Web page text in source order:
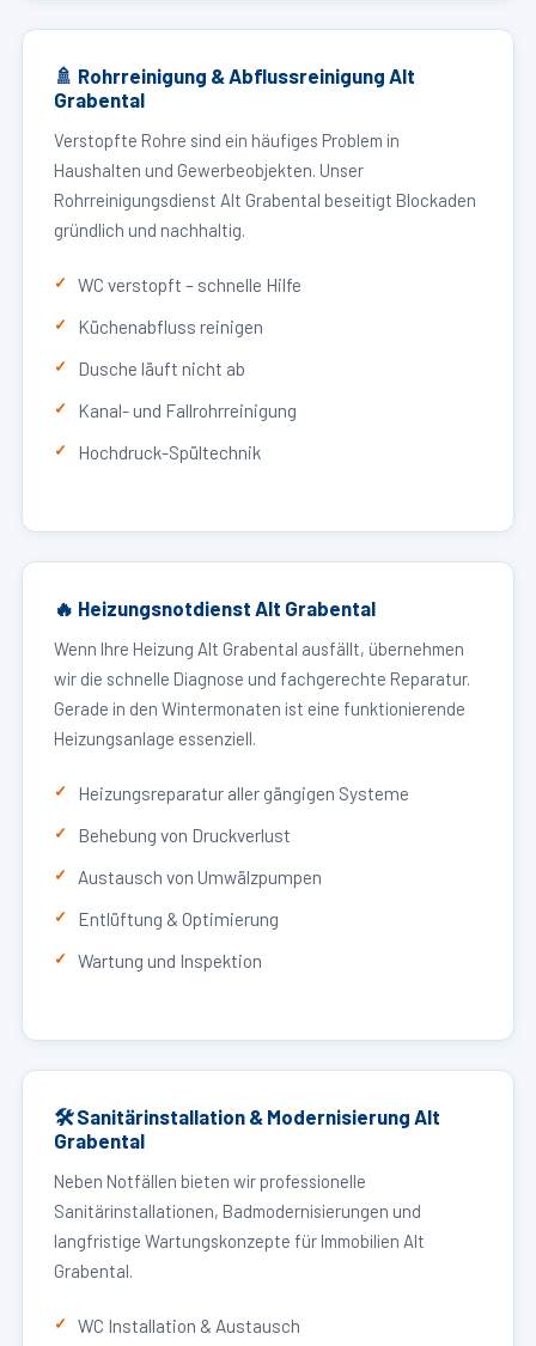
🚿 Rohrreinigung & Abflussreinigung Alt
Grabental
Verstopfte Rohre sind ein häufiges Problem in
Haushalten und Gewerbeobjekten. Unser
Rohrreinigungsdienst Alt Grabental beseitigt Blockaden
gründlich und nachhaltig.
WC verstopft – schnelle Hilfe
Küchenabfluss reinigen
Dusche läuft nicht ab
Kanal- und Fallrohrreinigung
Hochdruck-Spültechnik
🔥 Heizungsnotdienst Alt Grabental
Wenn Ihre Heizung Alt Grabental ausfällt, übernehmen
wir die schnelle Diagnose und fachgerechte Reparatur.
Gerade in den Wintermonaten ist eine funktionierende
Heizungsanlage essenziell.
Heizungsreparatur aller gängigen Systeme
Behebung von Druckverlust
Austausch von Umwälzpumpen
Entlüftung & Optimierung
Wartung und Inspektion
🛠 Sanitärinstallation & Modernisierung Alt
Grabental
Neben Notfällen bieten wir professionelle
Sanitärinstallationen, Badmodernisierungen und
langfristige Wartungskonzepte für Immobilien Alt
Grabental.
WC Installation & Austausch